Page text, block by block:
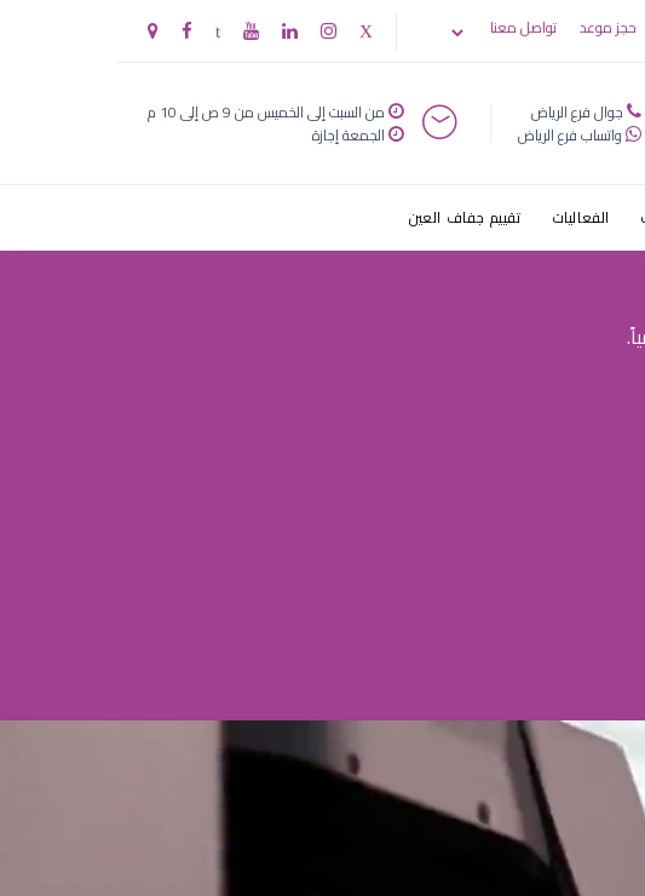
حجز موعد تواصل معنا
جوال فرع الرياض
واتساب فرع الرياض
من السبت إلى الخميس من 9 ص إلى 10 م
الجمعة إجازة
الفعاليات تقييم جفاف العين